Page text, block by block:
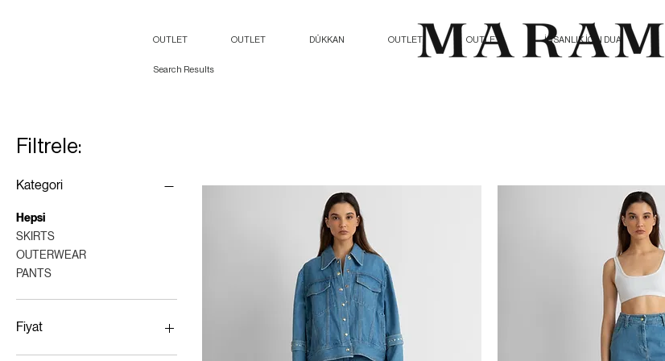
OUTLET OUTLET DÜKKAN OUTLET OUTLET İNSANLIK İÇİN DUA
Search Results
Filtrele:
Kategori
Hepsi
SKIRTS
OUTERWEAR
PANTS
Fiyat